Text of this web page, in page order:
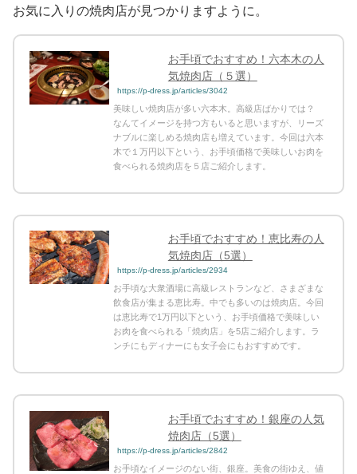
お気に入りの焼肉店が見つかりますように。
お手頃でおすすめ！六本木の人
気焼肉店（５選）
https://p-dress.jp/articles/3042
美味しい焼肉店が多い六本木。高級店ばかりでは？
なんてイメージを持つ方もいると思いますが、リーズ
ナブルに楽しめる焼肉店も増えています。今回は六本
木で１万円以下という、お手頃価格で美味しいお肉を
食べられる焼肉店を５店ご紹介します。
お手頃でおすすめ！恵比寿の人
気焼肉店（5選）
https://p-dress.jp/articles/2934
お手頃な大衆酒場に高級レストランなど、さまざまな
飲食店が集まる恵比寿。中でも多いのは焼肉店。今回
は恵比寿で1万円以下という、お手頃価格で美味しい
お肉を食べられる「焼肉店」を5店ご紹介します。ラ
ンチにもディナーにも女子会にもおすすめです。
お手頃でおすすめ！銀座の人気
焼肉店（5選）
https://p-dress.jp/articles/2842
お手頃なイメージのない街、銀座。美食の街ゆえ、値